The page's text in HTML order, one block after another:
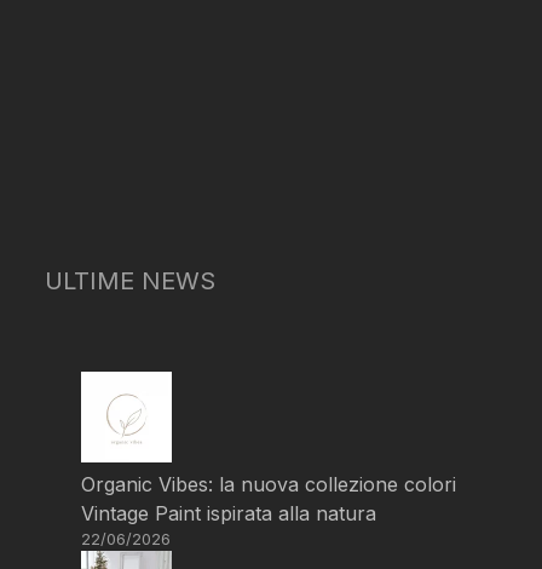
ULTIME NEWS
Organic Vibes: la nuova collezione colori
Vintage Paint ispirata alla natura
22/06/2026